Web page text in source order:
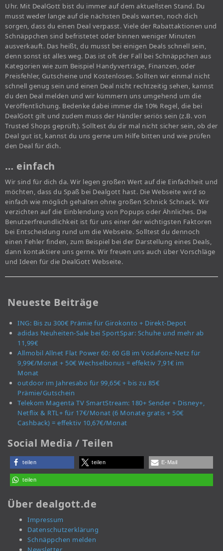
Uhr. Mit DealGott bist du immer auf dem aktuellsten Stand. Du
musst weder lange auf die nächsten Deals warten, noch dich
sorgen, dass du einen Deal verpasst. Viele der Rabattaktionen und
Schnäppchen sind befristetet oder binnen weniger Minuten
ausverkauft. Das heißt, du musst bei einigen Deals schnell sein,
denn sonst ist alles weg. Das ist oft der Fall bei Schnäppchen aus
Kategorien wie zum Beispiel Handyverträge, Finanzen, oder
Preisfehler, Gutscheine und Kostenloses. Sollten wir einmal nicht
schnell genug sein und einen Deal nicht rechtzeitig sehen, kannst
du den Deal melden und wir kümmern uns umgehend um die
Veröffentlichung. Bedenke dabei immer die 10% Regel, die bei
DealGott gilt und zudem muss der Händler seriös sein (z.B. von
Trusted Shops geprüft). Solltest du dir mal nicht sicher sein, ob der
Deal gut ist, kannst du uns gerne um Hilfe bitten und wie prüfen
den Deal für dich.
… einfach
Wir sind für dich da. Wir legen großen Wert auf die Einfachheit und
möchten, dass du Spaß bei Dealgott hast. Die Webseite wird so
einfach wie möglich gehalten ohne großen Schnick Schnack. Wir
verzichten auf die Einblendung von Popups oder Ähnliches. Die
Benutzerfreundlichkeit ist für uns einer der wichtigsten Faktoren
bei Entscheidung rund um die Webseite. Solltest du dennoch
einen Fehler finden, zum Beispiel bei der Darstellung eines Deals,
dann kontaktiere uns gerne. Wir freuen uns auch über Vorschläge
und Ideen für die DealGott Webseite.
Neueste Beiträge
ING: Bis zu 300€ Prämie für Girokonto + Direkt-Depot
adidas Neuheiten-Sale bei SportSpar: Schuhe und mehr ab
11,99€
Allmobil Allnet Flat Power 60: 60 GB im Vodafone-Netz für
9,99€/Monat + 50€ Wechselbonus = effektiv 7,91€ im
Monat
outdoor im Jahresabo für 99,65€ + bis zu 85€
Prämie/Gutschein
Telekom Magenta TV SmartStream: 180+ Sender + Disney+,
Netflix & RTL+ für 17€/Monat (6 Monate gratis + 50€
Cashback) = effektiv 10,67€/Monat
Social Media / Teilen
teilen teilen E-Mail
teilen
Über dealgott.de
Impressum
Datenschutzerklärung
Schnäppchen melden